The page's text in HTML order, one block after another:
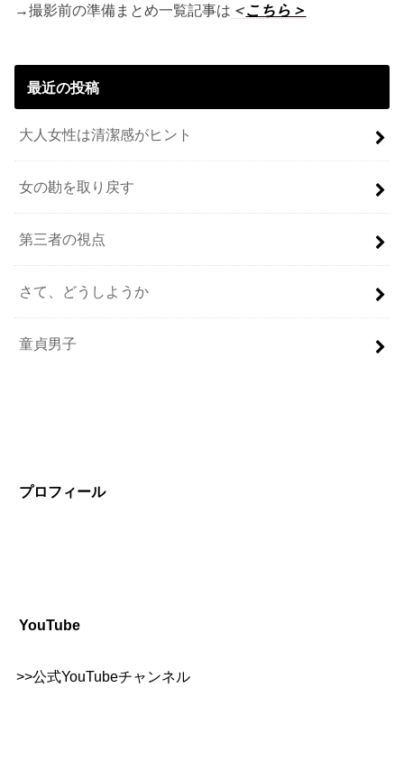
→撮影前の準備まとめ一覧記事は ＜こちら＞
最近の投稿
大人女性は清潔感がヒント
女の勘を取り戻す
第三者の視点
さて、どうしようか
童貞男子
プロフィール
YouTube
>>公式YouTubeチャンネル